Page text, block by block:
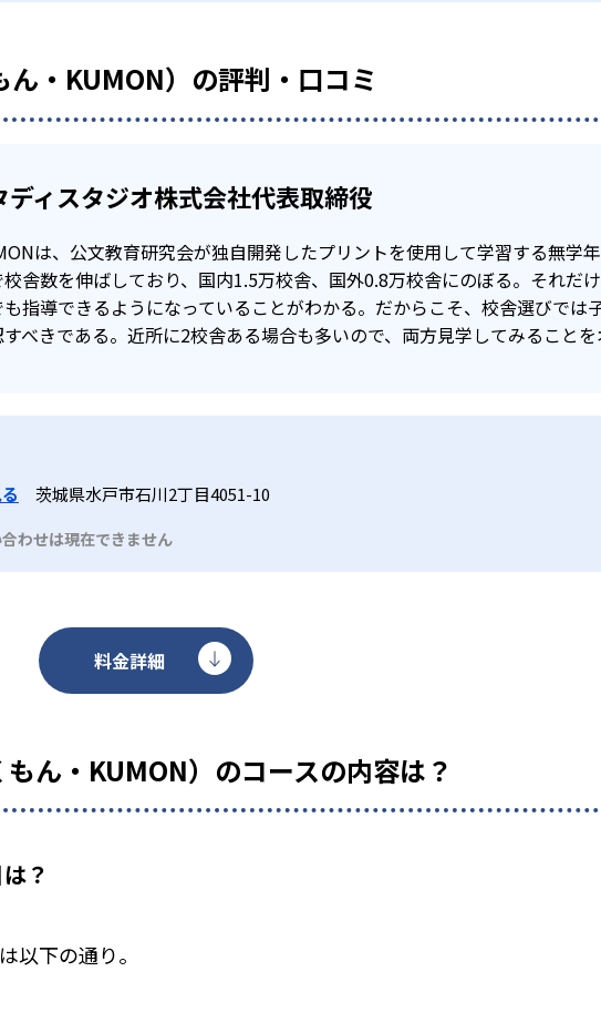
ん・KUMON）の評判・口コミ
ィスタジオ株式会社代表取締役
は、公文教育研究会が独自開発したプリントを使用して学習する無学
校舎数を伸ばしており、国内1.5万校舎、国外0.8万校舎にのぼる。それだ
も指導できるようになっていることがわかる。だからこそ、校舎選びでは
べきである。近所に2校舎ある場合も多いので、両方見学してみること
茨城県水戸市石川2丁目4051-10
わせは現在できません
料金詳細
ん・KUMON）のコースの内容は？
？
以下の通り。